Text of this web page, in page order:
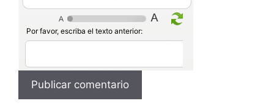
Por favor, escriba el texto anterior: